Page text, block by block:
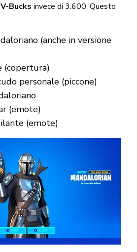
Bucks invece di 3.600. Questo
(anche in versione
(copertura)
personale (piccone)
(emote)
(emote)